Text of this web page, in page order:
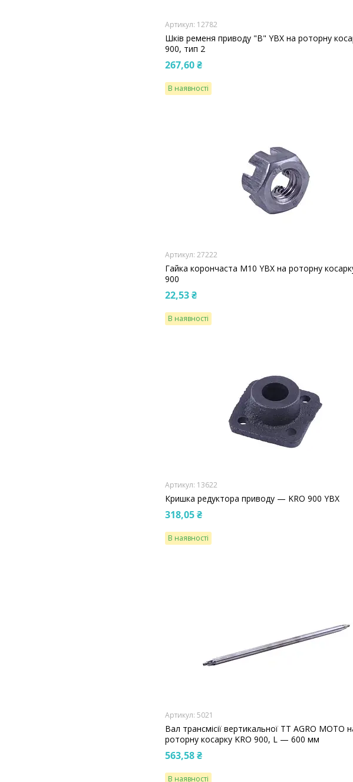
12782
Шків ременя приводу "B" YBX на роторну
900, тип 2
267,60 ₴
В наявності
27222
Гайка корончаста М10 YBX на роторну
900
22,53 ₴
В наявності
13622
Кришка редуктора приводу — KRO 900 YBX
318,05 ₴
В наявності
5021
Вал трансмісії вертикальної TT AGRO MOTO
роторну косарку KRO 900, L — 600 мм
563,58 ₴
В наявності